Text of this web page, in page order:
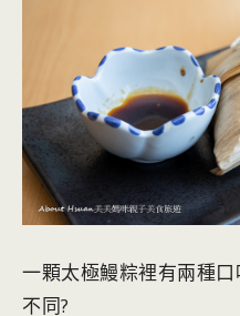
一顆太極鰻粽裡有兩種
不同?